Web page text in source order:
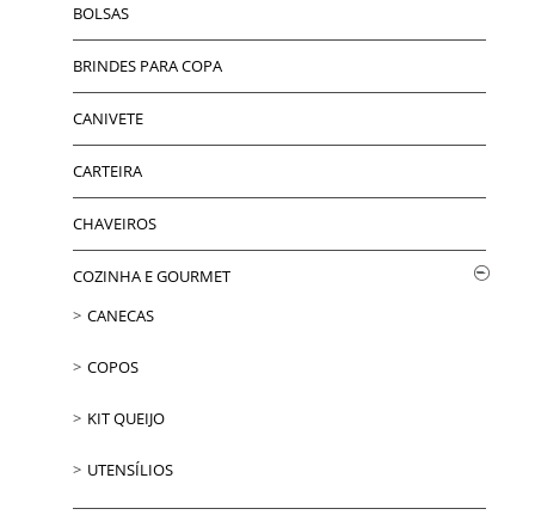
BOLSAS
BRINDES PARA COPA
CANIVETE
CARTEIRA
CHAVEIROS
COZINHA E GOURMET
CANECAS
COPOS
KIT QUEIJO
UTENSÍLIOS